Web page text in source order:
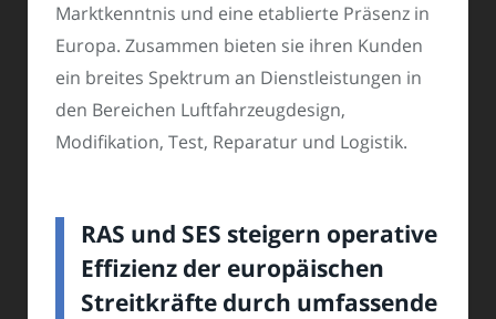
Marktkenntnis und eine etablierte Präsenz in
Europa. Zusammen bieten sie ihren Kunden
ein breites Spektrum an Dienstleistungen in
den Bereichen Luftfahrzeugdesign,
Modifikation, Test, Reparatur und Logistik.
RAS und SES steigern operative
Effizienz der europäischen
Streitkräfte durch umfassende